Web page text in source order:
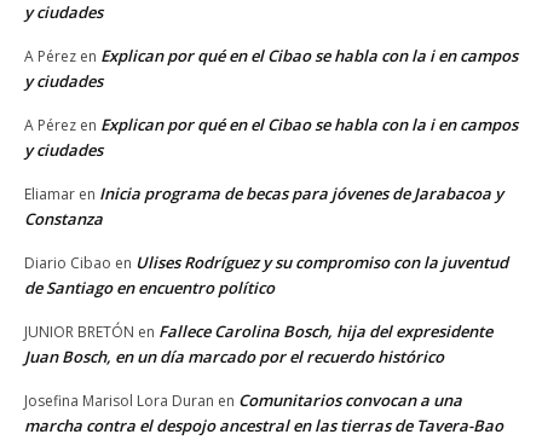
y ciudades
A Pérez en Explican por qué en el Cibao se habla con la i en campos
y ciudades
A Pérez en Explican por qué en el Cibao se habla con la i en campos
y ciudades
Eliamar en Inicia programa de becas para jóvenes de Jarabacoa y
Constanza
Diario Cibao en Ulises Rodríguez y su compromiso con la juventud
de Santiago en encuentro político
JUNIOR BRETÓN en Fallece Carolina Bosch, hija del expresidente
Juan Bosch, en un día marcado por el recuerdo histórico
Josefina Marisol Lora Duran en Comunitarios convocan a una
marcha contra el despojo ancestral en las tierras de Tavera-Bao